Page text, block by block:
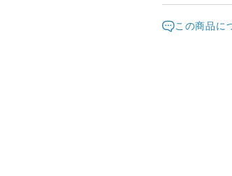
18時～20時
この商品に